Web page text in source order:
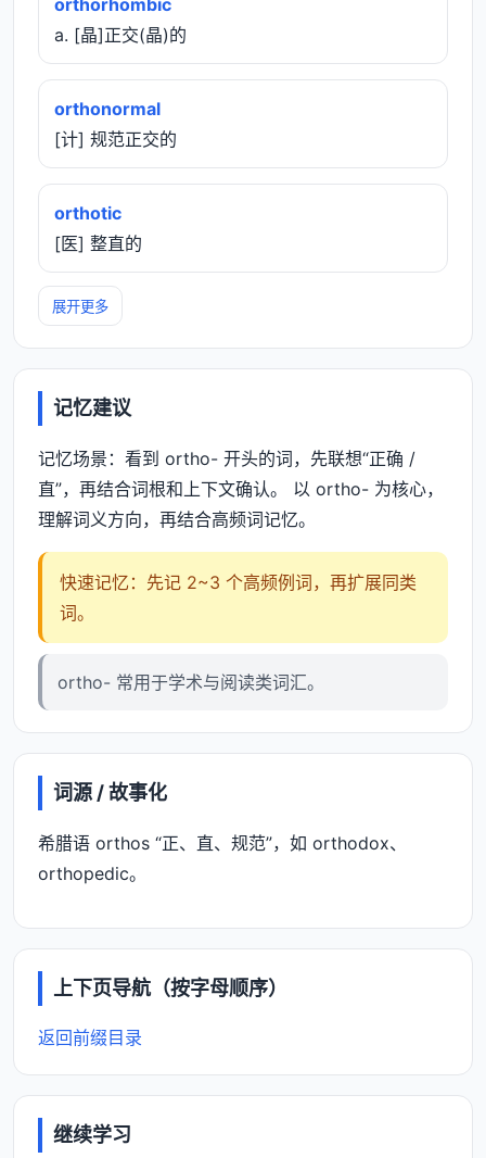
a. [晶]正交(晶)的
orthonormal
[计] 规范正交的
orthotic
[医] 整直的
展开更多
记忆建议
记忆场景：看到 ortho- 开头的词，先联想“正确 /
直”，再结合词根和上下文确认。 以 ortho- 为核心，
理解词义方向，再结合高频词记忆。
快速记忆：先记 2~3 个高频例词，再扩展同类
词。
ortho- 常用于学术与阅读类词汇。
词源 / 故事化
希腊语 orthos “正、直、规范”，如 orthodox、
orthopedic。
上下页导航（按字母顺序）
返回前缀目录
继续学习